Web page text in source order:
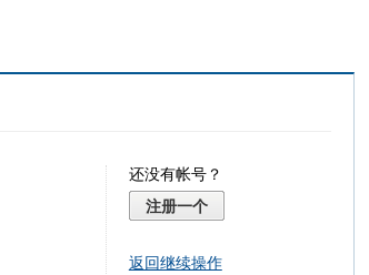
还没有帐号？
注册一个
返回继续操作